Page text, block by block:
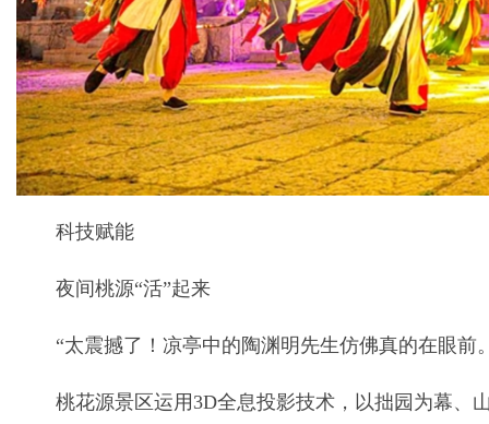
科技赋能
夜间桃源“活”起来
“太震撼了！凉亭中的陶渊明先生仿佛真的在眼
桃花源景区运用3D全息投影技术，以拙园为幕、